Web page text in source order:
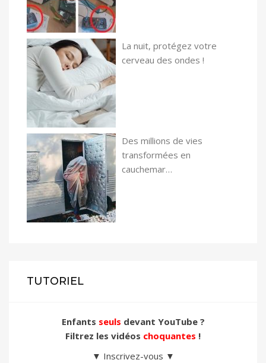
La nuit, protégez votre
cerveau des ondes !
Des millions de vies
transformées en
cauchemar…
TUTORIEL
Enfants seuls devant YouTube ?
Filtrez les vidéos choquantes !
▼ Inscrivez-vous ▼